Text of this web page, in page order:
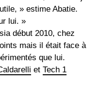
» estime Abatie.
lui. »
début 2010, chez
mais il était face à
que lui.
et Tech 1